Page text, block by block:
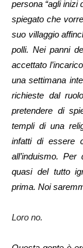
persona “agli inizi
spiegato che
suo villaggio
polli. Nei panni
accettato
una settimana
richieste dal
pretendere di
templi di una
infatti di essere
all’induismo.
quasi del tutto
prima. Noi
Loro no.